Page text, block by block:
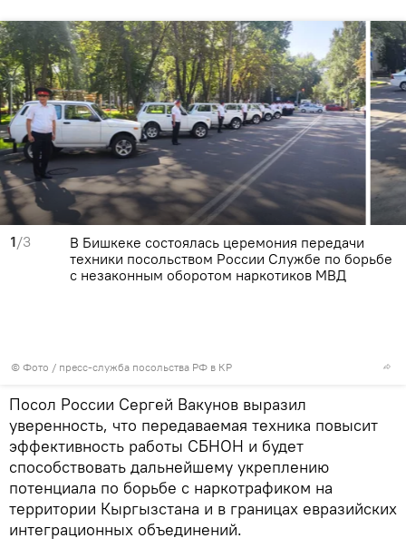
1/3
© Фото / пресс-служба посольства РФ в КР
В Бишкеке состоялась церемония передачи
техники посольством России Службе по борьбе
с незаконным оборотом наркотиков МВД
Посол России Сергей Вакунов выразил
уверенность, что передаваемая техника повысит
эффективность работы СБНОН и будет
способствовать дальнейшему укреплению
потенциала по борьбе с наркотрафиком на
территории Кыргызстана и в границах евразийских
интеграционных объединений.